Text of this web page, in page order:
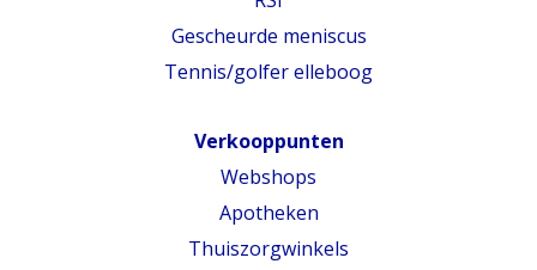
Gescheurde meniscus
Tennis/golfer elleboog
Verkooppunten
Webshops
Apotheken
Thuiszorgwinkels